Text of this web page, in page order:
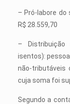
– Pró-labore do
R$ 28.559,70
–
isentos):
não-tributáveis
cuja soma foi
Segundo a